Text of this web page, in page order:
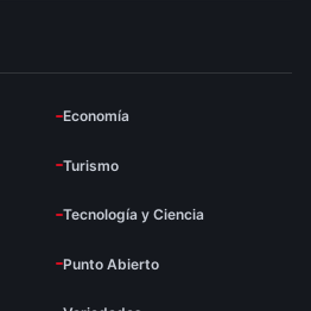
Economía
Turismo
Tecnología y Ciencia
Punto Abierto